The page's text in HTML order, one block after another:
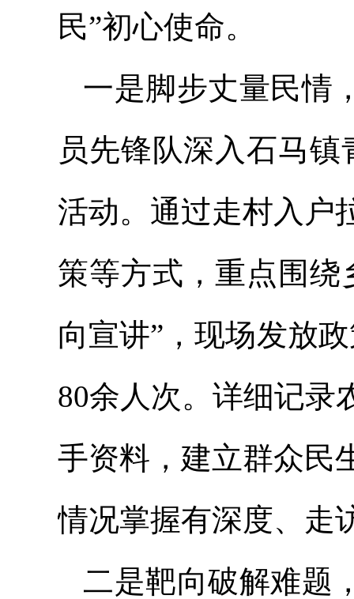
民”初心使命。
一是脚步丈量民情
员先锋队深入石马
活动。通过走村入户
策等方式，重点围绕
向宣讲”，现场发放
80余人次。详细记录
手资料，建立群众民
情况掌握有深度、走
二是靶向破解难题